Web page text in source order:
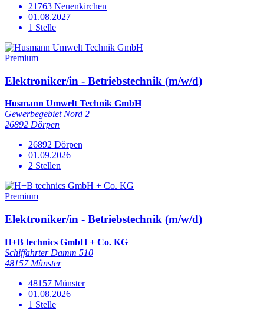
21763 Neuenkirchen
01.08.2027
1 Stelle
Premium
Elektroniker/in - Betriebstechnik (m/w/d)
Husmann Umwelt Technik GmbH
Gewerbegebiet Nord 2
26892 Dörpen
26892 Dörpen
01.09.2026
2 Stellen
Premium
Elektroniker/in - Betriebstechnik (m/w/d)
H+B technics GmbH + Co. KG
Schiffahrter Damm 510
48157 Münster
48157 Münster
01.08.2026
1 Stelle